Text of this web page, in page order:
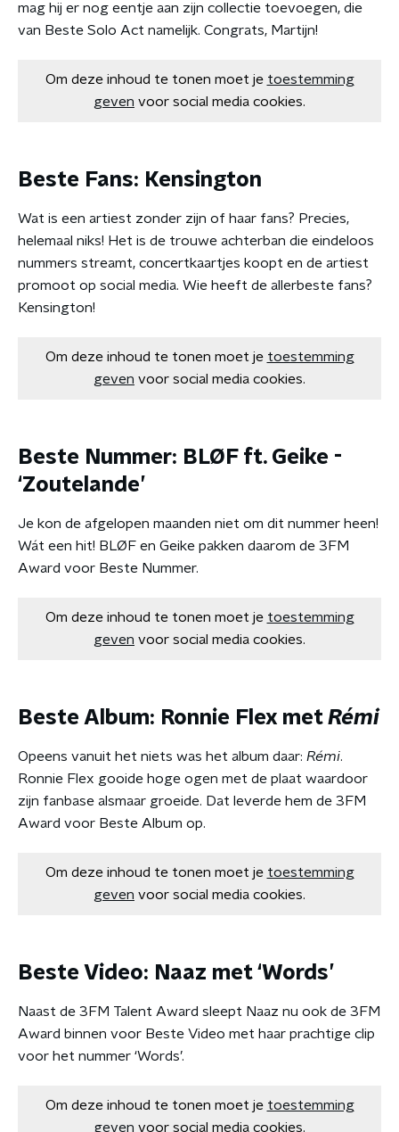
mag hij er nog eentje aan zijn collectie toevoegen, die
van Beste Solo Act namelijk. Congrats, Martijn!
Om deze inhoud te tonen moet je toestemming
geven voor social media cookies.
Beste Fans: Kensington
Wat is een artiest zonder zijn of haar fans? Precies,
helemaal niks! Het is de trouwe achterban die eindeloos
nummers streamt, concertkaartjes koopt en de artiest
promoot op social media. Wie heeft de allerbeste fans?
Kensington!
Om deze inhoud te tonen moet je toestemming
geven voor social media cookies.
Beste Nummer: BLØF ft. Geike -
‘Zoutelande’
Je kon de afgelopen maanden niet om dit nummer heen!
Wát een hit! BLØF en Geike pakken daarom de 3FM
Award voor Beste Nummer.
Om deze inhoud te tonen moet je toestemming
geven voor social media cookies.
Beste Album: Ronnie Flex met Rémi
Opeens vanuit het niets was het album daar: Rémi.
Ronnie Flex gooide hoge ogen met de plaat waardoor
zijn fanbase alsmaar groeide. Dat leverde hem de 3FM
Award voor Beste Album op.
Om deze inhoud te tonen moet je toestemming
geven voor social media cookies.
Beste Video: Naaz met ‘Words’
Naast de 3FM Talent Award sleept Naaz nu ook de 3FM
Award binnen voor Beste Video met haar prachtige clip
voor het nummer ‘Words’.
Om deze inhoud te tonen moet je toestemming
geven voor social media cookies.